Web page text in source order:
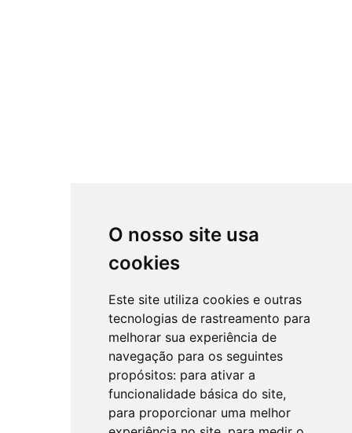
O nosso site usa
cookies
Este site utiliza cookies e outras
tecnologias de rastreamento para
melhorar sua experiência de
navegação para os seguintes
propósitos: para ativar a
funcionalidade básica do site,
para proporcionar uma melhor